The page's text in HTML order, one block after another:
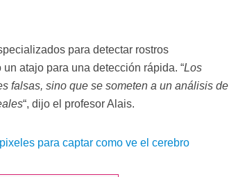
para detectar rostros
atajo para una detección rápida. “Los
falsas, sino que se someten a un análisis de
“, dijo el profesor Alais.
para captar como ve el cerebro